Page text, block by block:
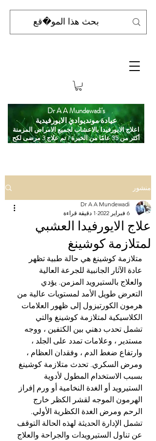
Dr A A Mundewadi's
عيادة مونديوادي الايورفيدية
اعلاج الايورفيدا بالاعشاب لجميع الامراض المزمنة
أكثر من 35 عامًا من الخبرة / تم علاج 3 مرضى لكح
منشور
علاج الايورفيدا العشبي
لمتلازمة كوشينغ
Dr A A Mundewadi
6 فبراير 2022
1 دقيقة قراءة
متلازمة كوشينغ هي حالة طبية تظهر
عادة الآثار الجانبية للجرعة العالية
والعلاج بالستيرويد المزمن. يؤدي
التعرض طويل الأمد لمستويات عالية من
هرمون الكورتيزول إلى ظهور العلامات
الكلاسيكية لمتلازمة كوشينغ والتي
تشمل تحدب دهني بين الكتفين ، ووجه
مستدير ، وعلامات تمدد على الجلد ،
وارتفاع ضغط الدم ، وفقدان العظام ،
ومرض السكري. تحدث متلازمة كوشينغ
بسبب الاستخدام المطول لأدوية
الستيرويد أو الغدة النخامية أو ورم إفراز
الهرمون الموجه لقشر الكظر خارج
الرحم ومرض الغدة الكظرية الأولي.
تشمل الإدارة الحديثة لهذه الحالة التوقف
عن تناول الستيرويدات والجراحة والعلاج